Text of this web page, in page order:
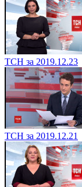
ТСН за 2019.12.23
ТСН за 2019.12.21